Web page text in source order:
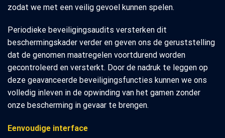
zodat we met een veilig gevoel kunnen spelen.
Periodieke beveiligingsaudits versterken dit
beschermingskader verder en geven ons de geruststelling
dat de genomen maatregelen voortdurend worden
gecontroleerd en versterkt. Door de nadruk te leggen op
deze geavanceerde beveiligingsfuncties kunnen we ons
volledig inleven in de opwinding van het gamen zonder
onze bescherming in gevaar te brengen.
Eenvoudige interface